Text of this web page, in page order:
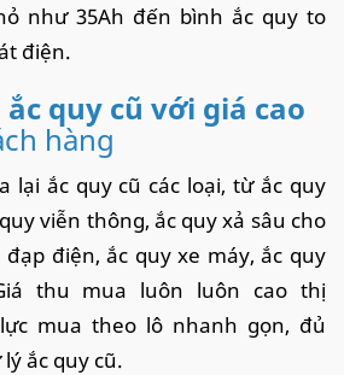
như 35Ah đến bình ắc quy to
điện.
quy cũ với giá cao
hàng
lại ắc quy cũ các loại, từ ắc quy
viễn thông, ắc quy xả sâu cho
điện, ắc quy xe máy, ắc quy
thu mua luôn luôn cao thị
mua theo lô nhanh gọn, đủ
ắc quy cũ.